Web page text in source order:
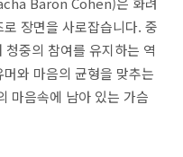
장면을 사로잡습니다. 중
중의 참여를 유지하는 역
와 마음의 균형을 맞추는
마음속에 남아 있는 가슴